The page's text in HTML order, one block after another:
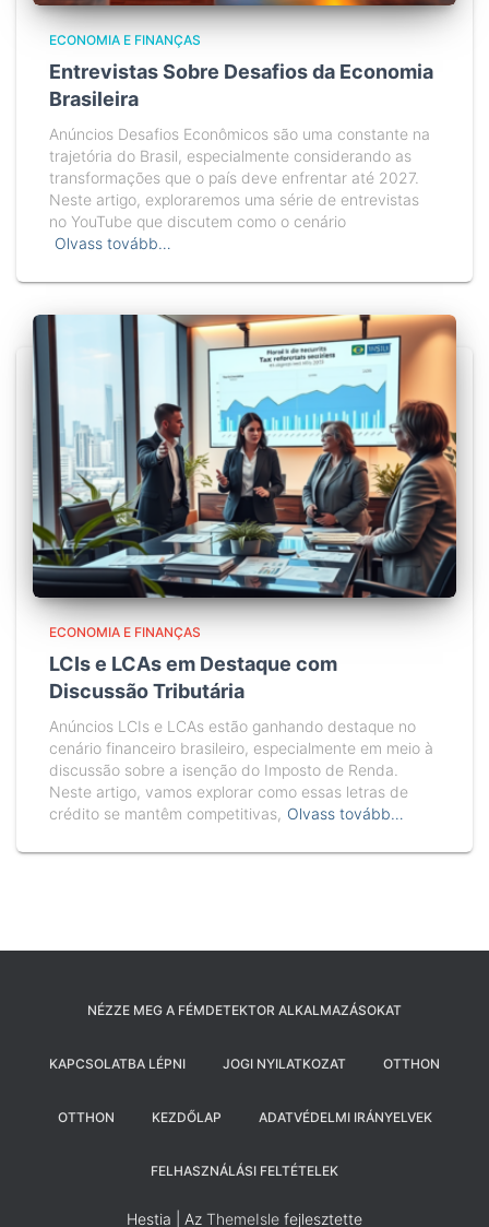
ECONOMIA E FINANÇAS
Entrevistas Sobre Desafios da Economia
Brasileira
Anúncios Desafios Econômicos são uma constante na
trajetória do Brasil, especialmente considerando as
transformações que o país deve enfrentar até 2027.
Neste artigo, exploraremos uma série de entrevistas
no YouTube que discutem como o cenário
Olvass tovább…
ECONOMIA E FINANÇAS
LCIs e LCAs em Destaque com
Discussão Tributária
Anúncios LCIs e LCAs estão ganhando destaque no
cenário financeiro brasileiro, especialmente em meio à
discussão sobre a isenção do Imposto de Renda.
Neste artigo, vamos explorar como essas letras de
crédito se mantêm competitivas, Olvass tovább…
NÉZZE MEG A FÉMDETEKTOR ALKALMAZÁSOKAT
KAPCSOLATBA LÉPNI JOGI NYILATKOZAT OTTHON
OTTHON KEZDŐLAP ADATVÉDELMI IRÁNYELVEK
FELHASZNÁLÁSI FELTÉTELEK
Hestia | Az ThemeIsle fejlesztette